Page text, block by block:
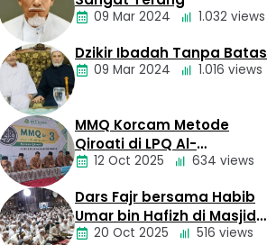
Khazanah
09 Mar 2024 1.032 views
Kesehatan
Uncategorized
Dzikir Ibadah Tanpa Batas
09 Mar 2024 1.016 views
Khazanah
MMQ Korcam Metode
Qiroati di LPQ Al-
Qomariah Jatisampurna
12 Oct 2025 634 views
Dars Fajr bersama Habib
Umar bin Hafizh di Masjid
Istiqlal Senin, 20 Oktober
20 Oct 2025 516 views